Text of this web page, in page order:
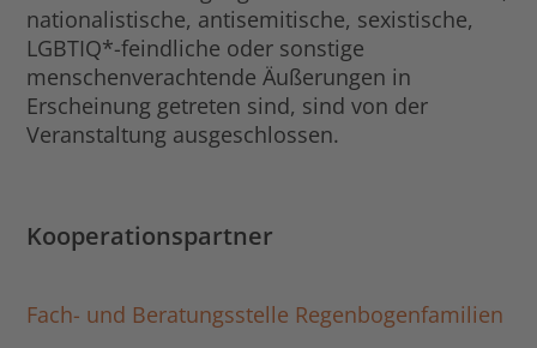
nationalistische, antisemitische, sexistische,
LGBTIQ*-feindliche oder sonstige
menschenverachtende Äußerungen in
Erscheinung getreten sind, sind von der
Veranstaltung ausgeschlossen.
Kooperationspartner
Fach- und Beratungsstelle Regenbogenfamilien